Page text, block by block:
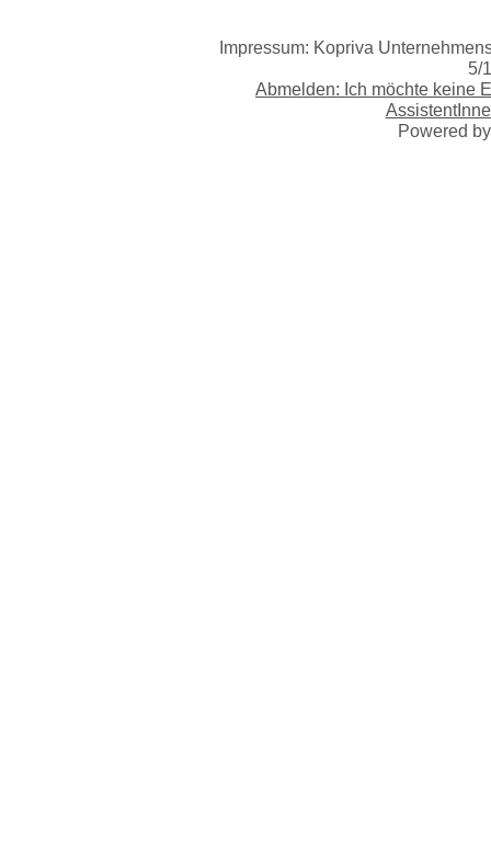
Impressum: Kopriva
5/
Abmelden: Ich möchte keine
Powered